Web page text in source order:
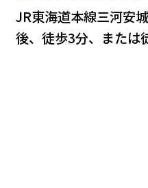
JR東海道本線三河安
後、徒歩3分、または